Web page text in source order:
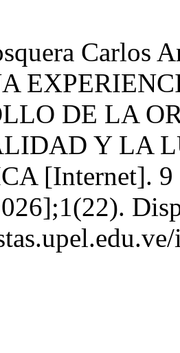
Carlos
DE LA
Y LA
[Internet]. 9